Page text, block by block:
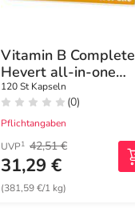
Vitamin B Complete
Hevert all-in-one
Kapseln
120 St Kapseln
(0)
Pflichtangaben
UVP1 42,51 €
31,29 €
(381,59 €/1 kg)